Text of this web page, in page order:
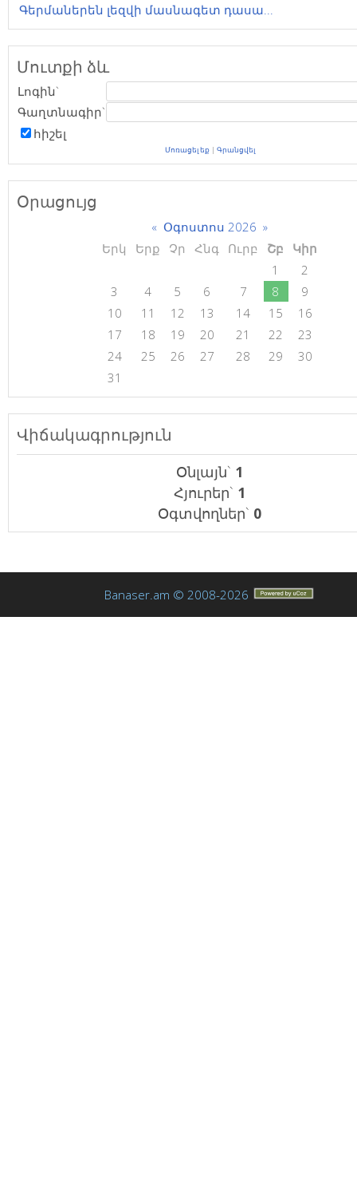
Գերմաներեն լեզվի մասնագետ դասա...
Մուտքի ձև
Լոգին`
Գաղտնագիր`
հիշել
Մոռացել եք | Գրանցվել
Օրացույց
« Օգոստոս 2026 »
Երկ
Երք Չր Հնգ Ուրբ Շբ
Կիր
1
2
3
4 5 6 7 8
9
10
11 12 13 14 15
16
17
18 19 20 21 22
23
24
25 26 27 28 29
30
31
Վիճակագրություն
Օնլայն` 1
Հյուրեր` 1
Օգտվողներ` 0
Banaser.am © 2008-2026